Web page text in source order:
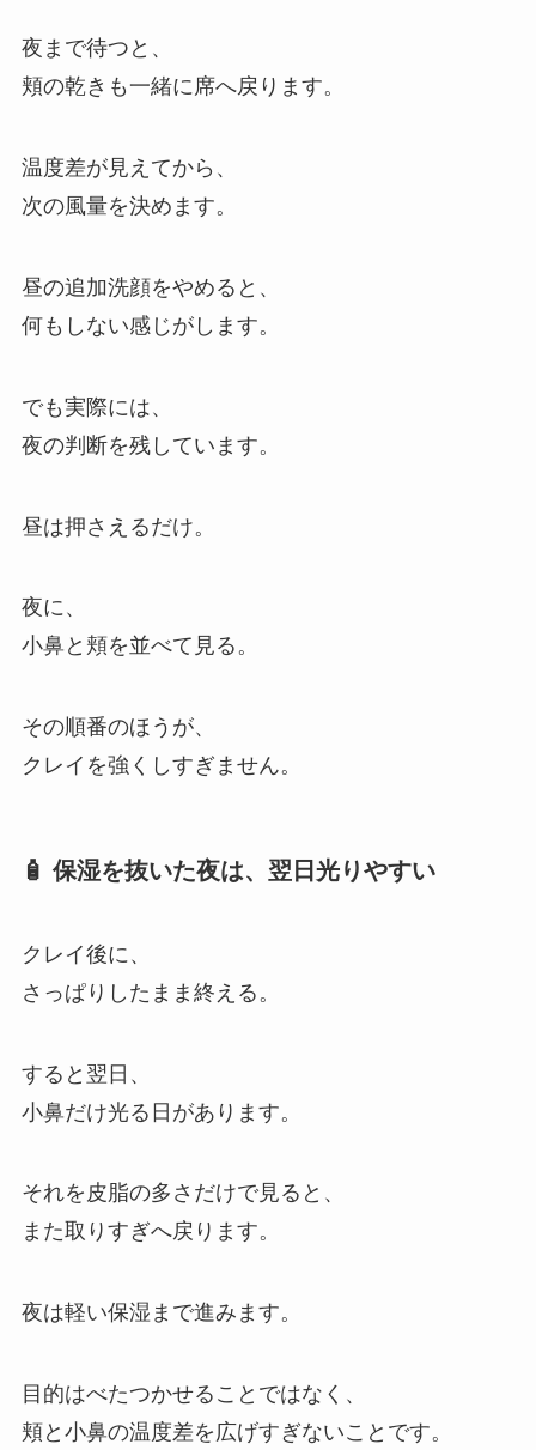
夜まで待つと、
頬の乾きも一緒に席へ戻ります。
温度差が見えてから、
次の風量を決めます。
昼の追加洗顔をやめると、
何もしない感じがします。
でも実際には、
夜の判断を残しています。
昼は押さえるだけ。
夜に、
小鼻と頬を並べて見る。
その順番のほうが、
クレイを強くしすぎません。
🧴 保湿を抜いた夜は、翌日光りやすい
クレイ後に、
さっぱりしたまま終える。
すると翌日、
小鼻だけ光る日があります。
それを皮脂の多さだけで見ると、
また取りすぎへ戻ります。
夜は軽い保湿まで進みます。
目的はべたつかせることではなく、
頬と小鼻の温度差を広げすぎないことです。